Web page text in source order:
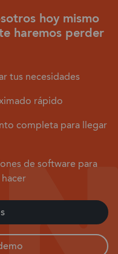
hoy mismo
haremos perder
tus necesidades
rápido
completa para llegar
de software para